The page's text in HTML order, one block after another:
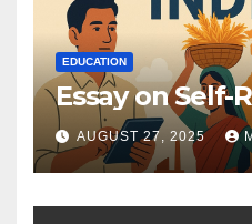
EDUCATION
Essay on Self-
AUGUST 27, 2025